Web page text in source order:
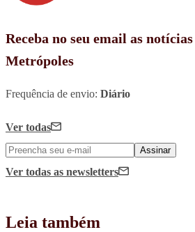
Receba no seu email as
Metrópoles
Frequência de envio: Diário
Ver todas
Assinar
Ver todas as newsletters
Leia também